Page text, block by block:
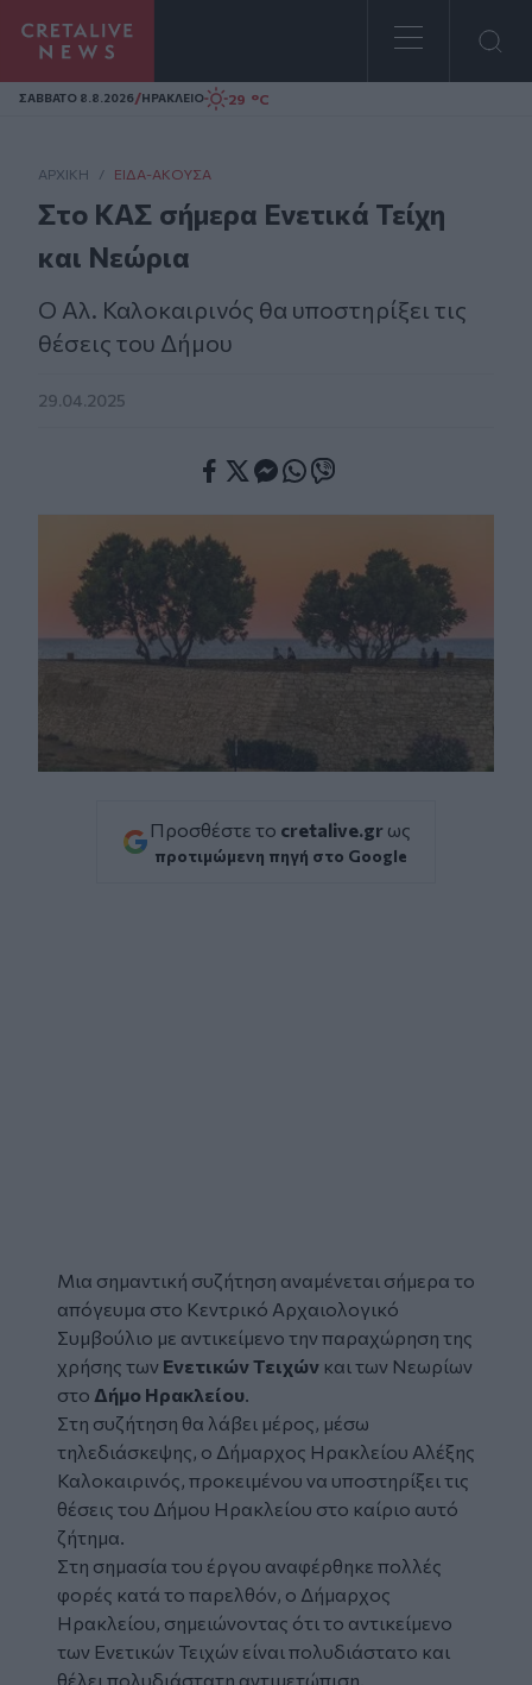
Homepage
ΣAΒΒΑΤΟ 8.8.2026/ΗΡΑΚΛΕΙΟ 29 °C
ΑΡΧΙΚΗ / ΕΊΔΑ-ΆΚΟΥΣΑ
Στο ΚΑΣ σήμερα Ενετικά Τείχη
και Νεώρια
Ο Αλ. Καλοκαιρινός θα υποστηρίξει τις
θέσεις του Δήμου
29.04.2025
Προσθέστε το cretalive.gr ως
προτιμώμενη πηγή στο Google
Μια σημαντική συζήτηση αναμένεται σήμερα το
απόγευμα στο Κεντρικό Αρχαιολογικό
Συμβούλιο με αντικείμενο την παραχώρηση της
χρήσης των Ενετικών Τειχών και των Νεωρίων
στο Δήμο Ηρακλείου.
Στη συζήτηση θα λάβει μέρος, μέσω
τηλεδιάσκεψης, ο Δήμαρχος Ηρακλείου Αλέξης
Καλοκαιρινός, προκειμένου να υποστηρίξει τις
θέσεις του Δήμου Ηρακλείου στο καίριο αυτό
ζήτημα.
Στη σημασία του έργου αναφέρθηκε πολλές
φορές κατά το παρελθόν, ο Δήμαρχος
Ηρακλείου, σημειώνοντας ότι το αντικείμενο
των Ενετικών Τειχών είναι πολυδιάστατο και
θέλει πολυδιάστατη αντιμετώπιση.